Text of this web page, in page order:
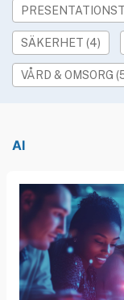
SÄKERHET (4)
VÅRD & OMSORG
AI